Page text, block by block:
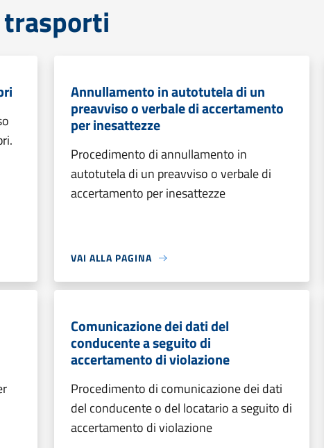
Annullamento in autotutela di un
preavviso o verbale di accertamento
per inesattezze
Procedimento di annullamento in
autotutela di un preavviso o verbale di
accertamento per inesattezze
VAI ALLA PAGINA
Comunicazione dei dati del
conducente a seguito di
accertamento di violazione
Procedimento di comunicazione dei dati
del conducente o del locatario a seguito di
accertamento di violazione